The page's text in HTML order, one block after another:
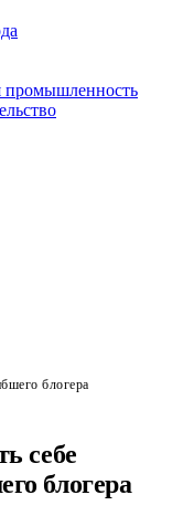
промышленность
блогера
себе
блогера